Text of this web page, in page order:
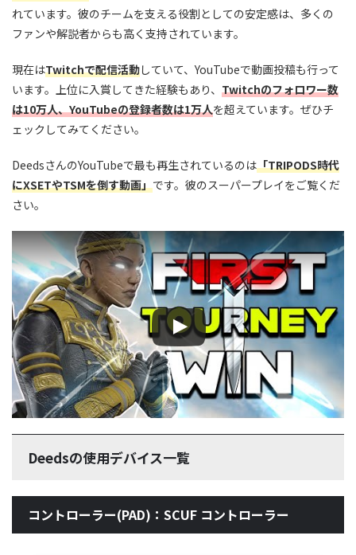
れています。彼のチームを支える役割としての安定感は、多くの
ファンや解説者からも高く支持されています。
現在はTwitchで配信活動していて、YouTubeで動画投稿も行って
います。上位に入賞してきた経験もあり、 Twitchのフォロワー数
は10万人、YouTubeの登録者数は1万人を超えています。ぜひチ
ェックしてみてください。
DeedsさんのYouTubeで最も再生されているのは「TRIPODS時代
にXSETやTSMを倒す動画」です。彼のスーパープレイをご覧くだ
さい。
この動画を YouTube で視聴
Deedsの使用デバイス一覧
コントローラー(PAD)：SCUF コントローラー